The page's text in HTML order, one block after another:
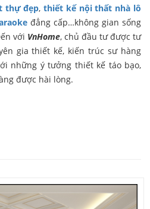
thự đẹp,thiết kế nội thất nhà lô
đẳng cấp…không gian sống
với VnHome, chủ đầu tư được tư
gia thiết kế, kiến trúc sư hàng
những ý tưởng thiết kế táo bạo,
được hài lòng.